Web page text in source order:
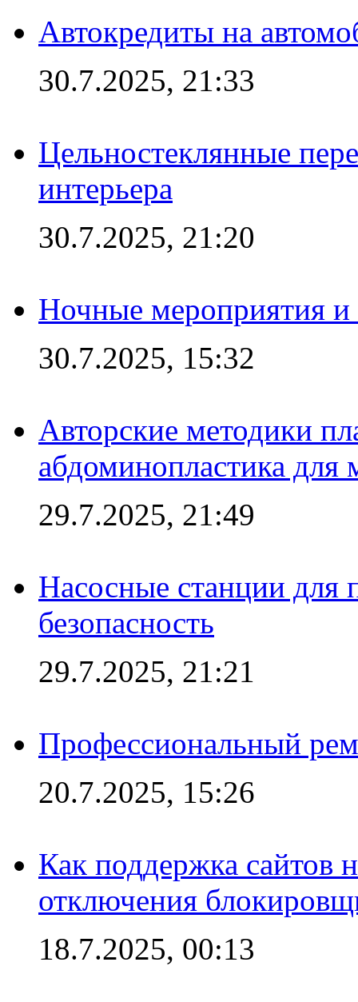
Автокредиты на
30.7.2025, 21:33
Цельностеклянные
интерьера
30.7.2025, 21:20
Ночные мероприятия и
30.7.2025, 15:32
Авторские методики
абдоминопластика для
29.7.2025, 21:49
Насосные станции для
безопасность
29.7.2025, 21:21
Профессиональный
20.7.2025, 15:26
Как поддержка сайтов
отключения
18.7.2025, 00:13